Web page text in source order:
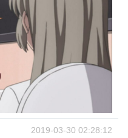
2019-03-30 02:28:12